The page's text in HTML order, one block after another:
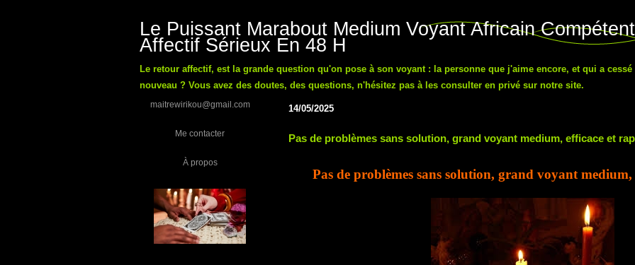
Le Puissant Marabout Medium Voyant Africain
Affectif Sérieux En 48 H
Le retour affectif, est la grande question qu'on pose à son voyant : la personne que j'aime encore, et qui a
nouveau ? Vous avez des doutes, des questions, n'hésitez pas à les consulter en privé sur notre site.
maitrewirikou@gmail.com
Me contacter
À propos
14/05/2025
Pas de problèmes sans solution, grand voyant medium, efficace et
Pas de problèmes sans solution, grand voyant